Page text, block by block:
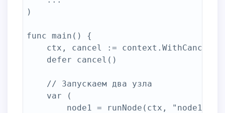
)
func main() {
    // Запускаем два узла